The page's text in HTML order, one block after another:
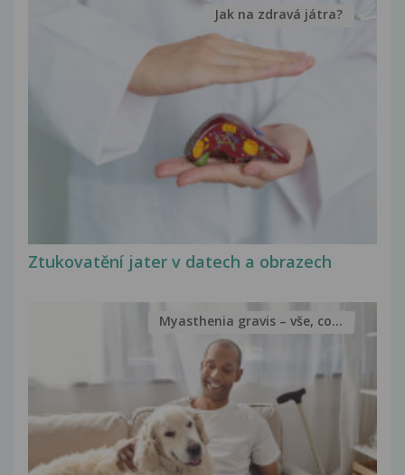
Ztukovatění jater v datech a obrazech
Jak na zdravá játra?
Myasthenia gravis – vše, co...